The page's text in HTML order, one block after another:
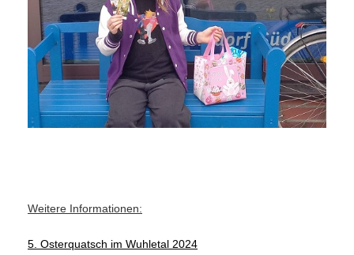
Weitere Informationen:
5. Osterquatsch im Wuhletal 2024